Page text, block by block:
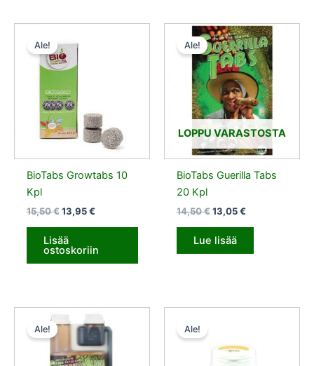
Ale!
BioTabs Growtabs 10
Kpl
15,50€
Alkuperäinen
oli:
15,50 €.
13,95€
Nykyinen
Lisää
ostoskoriin
LOPPU VARASTOSTA
Ale!
BioTabs Guerilla Tabs
20 Kpl
14,50€
Alkuperäinen
hinta
oli:
14,50 €.
13,05€
Nykyinen
hinta
on:
13,05 €.
Lue lisää
Ale!
Alkuperäinen
hinta
17,00 €.
Nykyinen
hinta
on:
15,30 €.
Ale!
Alkuperäinen
35,50 €.
Nykyinen
31,95 €.